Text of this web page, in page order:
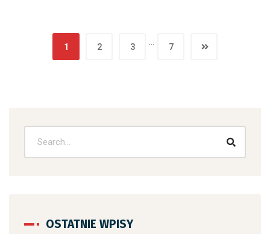
1 2 3 … 7
OSTATNIE WPISY